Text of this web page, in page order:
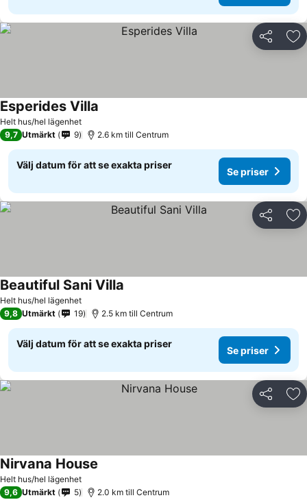
Dela
Helt hus/hel lägenhet
Esperides Villa
9,7 Utmärkt 9 2.6 km till Centrum
Välj datum för att se exakta priser
Se priser
Dela
Helt hus/hel lägenhet
Beautiful Sani Villa
9,8 Utmärkt 19 2.5 km till Centrum
Välj datum för att se exakta priser
Se priser
Dela
Helt hus/hel lägenhet
Nirvana House
9,6 Utmärkt 5 2.0 km till Centrum